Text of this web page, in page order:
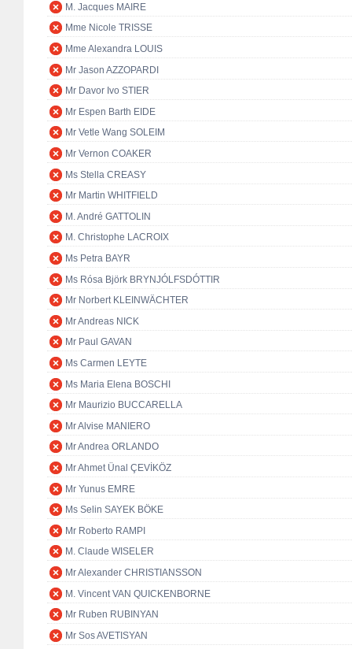
M. Jacques MAIRE
Mme Nicole TRISSE
Mme Alexandra LOUIS
Mr Jason AZZOPARDI
Mr Davor Ivo STIER
Mr Espen Barth EIDE
Mr Vetle Wang SOLEIM
Mr Vernon COAKER
Ms Stella CREASY
Mr Martin WHITFIELD
M. André GATTOLIN
M. Christophe LACROIX
Ms Petra BAYR
Ms Rósa Björk BRYNJÓLFSDÓTTIR
Mr Norbert KLEINWÄCHTER
Mr Andreas NICK
Mr Paul GAVAN
Ms Carmen LEYTE
Ms Maria Elena BOSCHI
Mr Maurizio BUCCARELLA
Mr Alvise MANIERO
Mr Andrea ORLANDO
Mr Ahmet Ünal ÇEVİKÖZ
Mr Yunus EMRE
Ms Selin SAYEK BÖKE
Mr Roberto RAMPI
M. Claude WISELER
Mr Alexander CHRISTIANSSON
M. Vincent VAN QUICKENBORNE
Mr Ruben RUBINYAN
Mr Sos AVETISYAN